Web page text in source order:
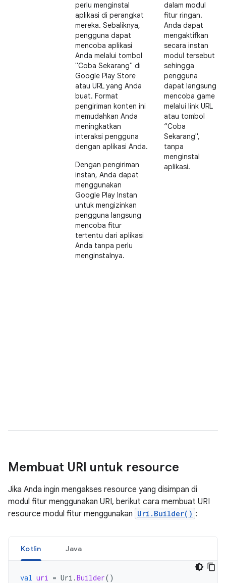
perlu menginstal
aplikasi di perangkat
mereka. Sebaliknya,
pengguna dapat
mencoba aplikasi
Anda melalui tombol
"Coba Sekarang" di
Google Play Store
atau URL yang Anda
buat. Format
pengiriman konten ini
memudahkan Anda
meningkatkan
interaksi pengguna
dengan aplikasi Anda.
Dengan pengiriman
instan, Anda dapat
menggunakan
Google Play Instan
untuk mengizinkan
pengguna langsung
mencoba fitur
tertentu dari aplikasi
Anda tanpa perlu
menginstalnya.
dalam modul
fitur ringan.
Anda dapat
mengaktifkan
secara instan
modul tersebut
sehingga
pengguna
dapat langsung
mencoba game
melalui link URL
atau tombol
“Coba
Sekarang",
tanpa
menginstal
aplikasi.
Membuat URI untuk resource
Jika Anda ingin mengakses resource yang disimpan di
modul fitur menggunakan URI, berikut cara membuat URI
resource modul fitur menggunakan Uri.Builder() :
Kotlin Java
val uri = Uri .Builder()